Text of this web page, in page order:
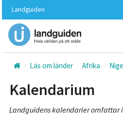
huvudinnehållet
Landguiden
Läs om länder Afrika
Kalendarium
Landguidens kalendarier omfattar